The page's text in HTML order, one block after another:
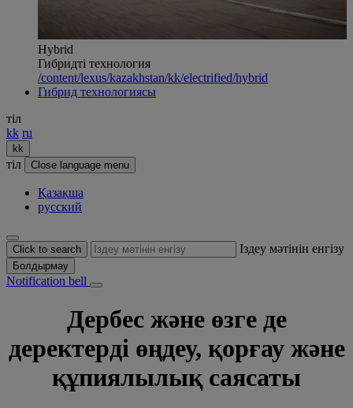
Hybrid
Гибридті технология
/content/lexus/kazakhstan/kk/electrified/hybrid
Гибрид технологиясы
тіл
kk ru
kk
тіл Close language menu
Қазақша
русский
Click to search Іздеу мәтінін енгізу
Болдырмау
Notification bell
Дербес және өзге де
деректерді өңдеу, қорғау және
құпиялылық саясаты